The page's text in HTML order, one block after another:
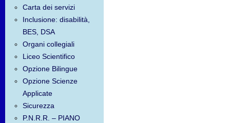
Carta dei servizi
Inclusione: disabilità,
BES, DSA
Organi collegiali
Liceo Scientifico
Opzione Bilingue
Opzione Scienze
Applicate
Sicurezza
P.N.R.R. – PIANO